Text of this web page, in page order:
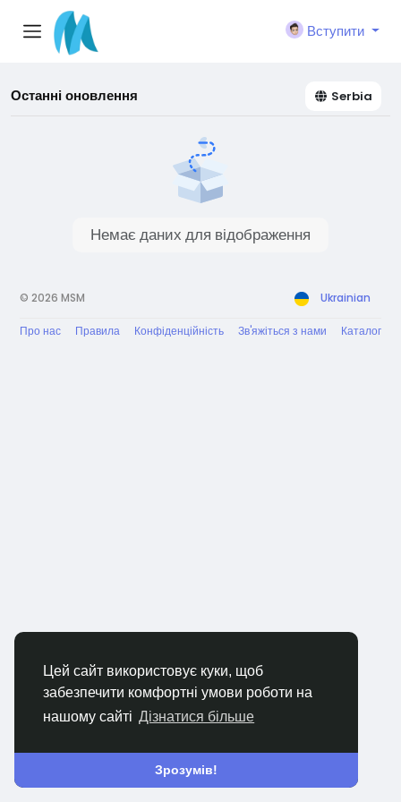
Цей сайт використовує куки, щоб
забезпечити комфортні умови роботи на
нашому сайті Дізнатися більше
Зрозумів!
Вступити
Останні оновлення Serbia
Немає даних для відображення
© 2026 MSM Ukrainian
Про нас Правила Конфіденційність Зв'яжіться з нами Каталог